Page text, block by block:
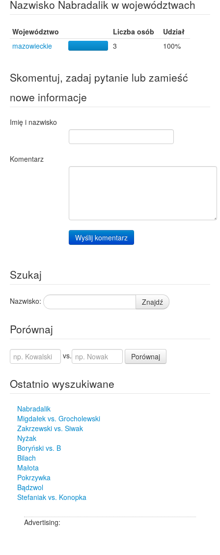
Nazwisko Nabradalik w województwach
Województwo Liczba osób
Udział
mazowieckie
3 100%
Skomentuj, zadaj pytanie lub zamieść
nowe informacje
Imię i nazwisko
Komentarz
Wyślij komentarz
Szukaj
Nazwisko: Znajdź
Porównaj
vs. Porównaj
Ostatnio wyszukiwane
Nabradalik
Migdałek vs. Grocholewski
Zakrzewski vs. Siwak
Nyżak
Boryński vs. B
Bilach
Małota
Pokrzywka
Bądzwol
Stefaniak vs. Konopka
Advertising: